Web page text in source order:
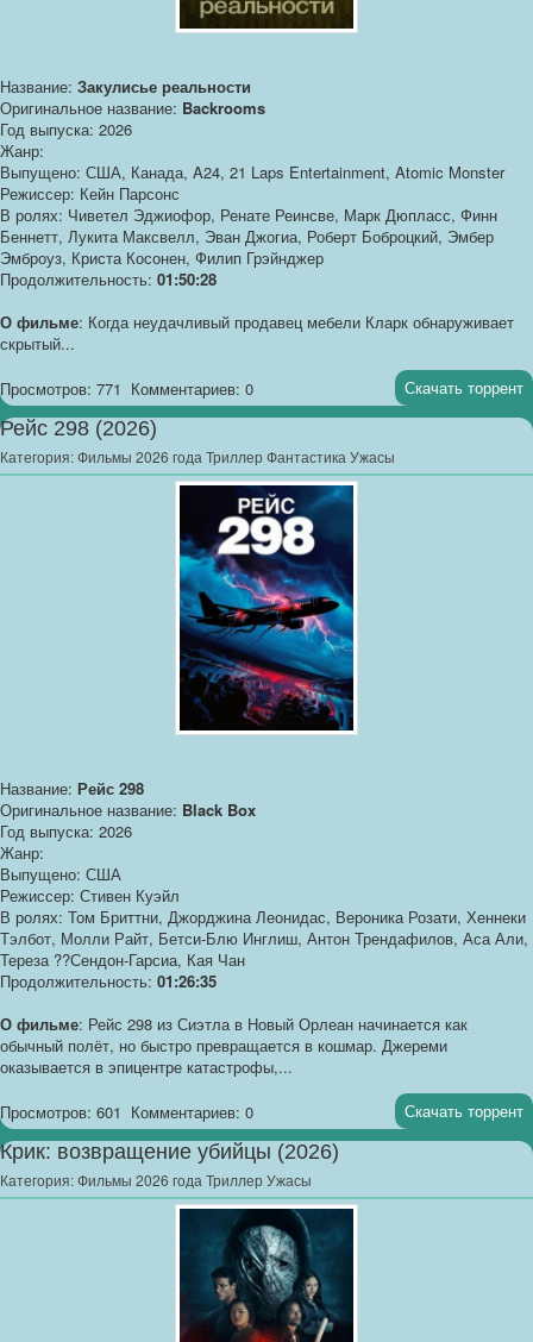
Название: Закулисье реальности
Оригинальное название: Backrooms
Год выпуска: 2026
Жанр:
Выпущено: США, Канада, A24, 21 Laps Entertainment, Atomic Monster
Режиссер: Кейн Парсонс
В ролях: Чиветел Эджиофор, Ренате Реинсве, Марк Дюпласс, Финн
Беннетт, Лукита Максвелл, Эван Джогиа, Роберт Боброцкий, Эмбер
Эмброуз, Криста Косонен, Филип Грэйнджер
Продолжительность: 01:50:28
О фильме: Когда неудачливый продавец мебели Кларк обнаруживает
скрытый...
Просмотров: 771 Комментариев: 0 Скачать торрент
Рейс 298 (2026)
Категория:Фильмы 2026 года Триллер Фантастика Ужасы
Название: Рейс 298
Оригинальное название: Black Box
Год выпуска: 2026
Жанр:
Выпущено: США
Режиссер: Стивен Куэйл
В ролях: Том Бриттни, Джорджина Леонидас, Вероника Розати, Хеннеки
Тэлбот, Молли Райт, Бетси-Блю Инглиш, Антон Трендафилов, Аса Али,
Тереза ??Сендон-Гарсиа, Кая Чан
Продолжительность: 01:26:35
О фильме: Рейс 298 из Сиэтла в Новый Орлеан начинается как
обычный полёт, но быстро превращается в кошмар. Джереми
оказывается в эпицентре катастрофы,...
Просмотров: 601 Комментариев: 0 Скачать торрент
Крик: возвращение убийцы (2026)
Категория:Фильмы 2026 года Триллер Ужасы